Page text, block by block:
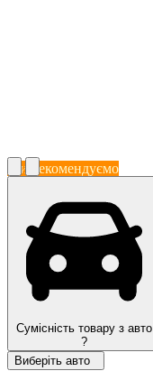
Ми рекомендуємо
Сумісність товару з авто
?
Виберіть авто